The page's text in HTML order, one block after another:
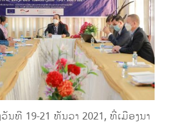
ນທີ 19-21 ທັນວາ 2021, ທີ່ເມືອງນາ